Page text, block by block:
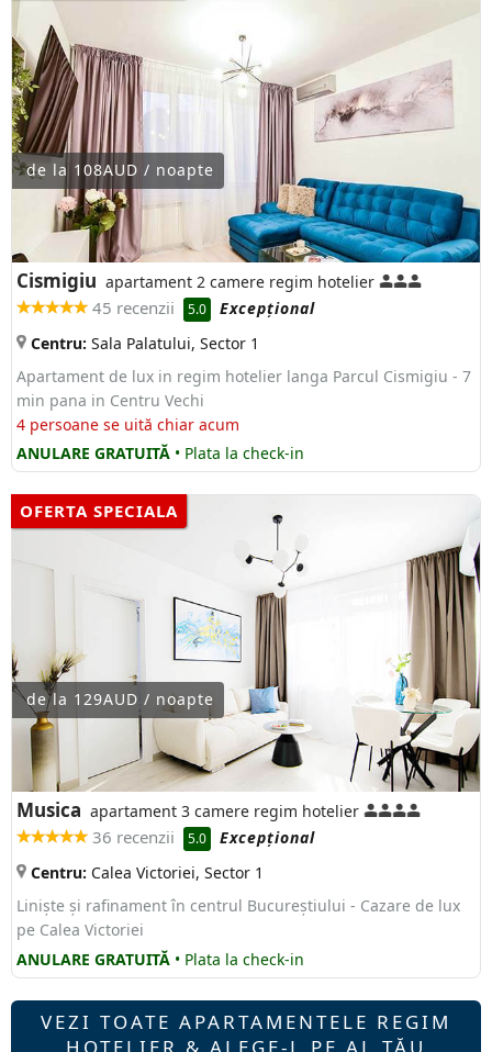
de la 108AUD / noapte
Cismigiu apartament 2 camere regim hotelier
45 recenzii 5.0
Excepţional
Centru: Sala Palatului, Sector 1
Apartament de lux in regim hotelier langa Parcul Cismigiu - 7
min pana in Centru Vechi
4 persoane se uită chiar acum
ANULARE GRATUITĂ • Plata la check-in
OFERTA SPECIALA
de la 129AUD / noapte
Musica apartament 3 camere regim hotelier
36 recenzii 5.0
Excepţional
Centru: Calea Victoriei, Sector 1
Liniște și rafinament în centrul Bucureștiului - Cazare de lux
pe Calea Victoriei
ANULARE GRATUITĂ • Plata la check-in
VEZI TOATE APARTAMENTELE REGIM